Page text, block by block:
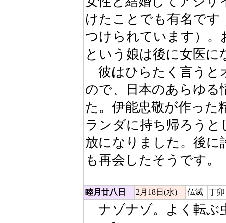
けたことでも有名です
つけられています）
という娘は後に女医に
彼はひらたく言うと
ので、日本のあらゆる
た。伊能忠敬が作った
ランダに持ち帰ろう
放になりました。後に
も再会したそうです。
睦月廿八日 2月18日(水) 仏滅 丁卯
ナゾナゾ。よく転ぶ